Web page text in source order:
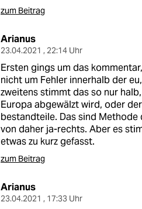
zum Beitrag
Arianus
23.04.2021 , 22:14 Uhr
Ersten gings um das
nicht um Fehler innerhalb der
zweitens stimmt das so nur
Europa abgewälzt wird, oder
bestandteile. Das sind
von daher ja-rechts. Aber es
etwas zu kurz gefasst.
zum Beitrag
Arianus
23.04.2021 , 17:33 Uhr